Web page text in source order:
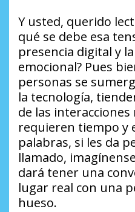
Y usted, querido
qué se debe esa
presencia digital y
emocional? Pues
personas se
la tecnología,
de las
requieren tiempo y
palabras, si les da
llamado,
dará tener una
lugar real con una
hueso.